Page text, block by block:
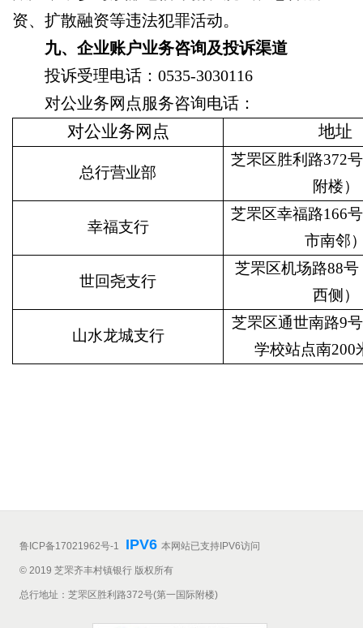
资、扩散融资等违法犯罪活动。
九、 企业账户业务咨询及投诉渠道
投诉受理电话：0535-3030116
对公业务网点服务咨询电话：
对公业务网点 地址
总行营业部
芝罘区胜利路372
附楼）
幸福支行
芝罘区幸福路166
市南邻
世回尧支行
芝罘区机场路88
西侧）
山水龙城支行
芝罘区通世南路9
学校站点南200
鲁ICP备17021962号-1 IPV6 本网站已支持IPV6访问
© 2019 芝罘齐丰村镇银行 版权所有
总行地址：芝罘区胜利路372号(第一国际附楼)